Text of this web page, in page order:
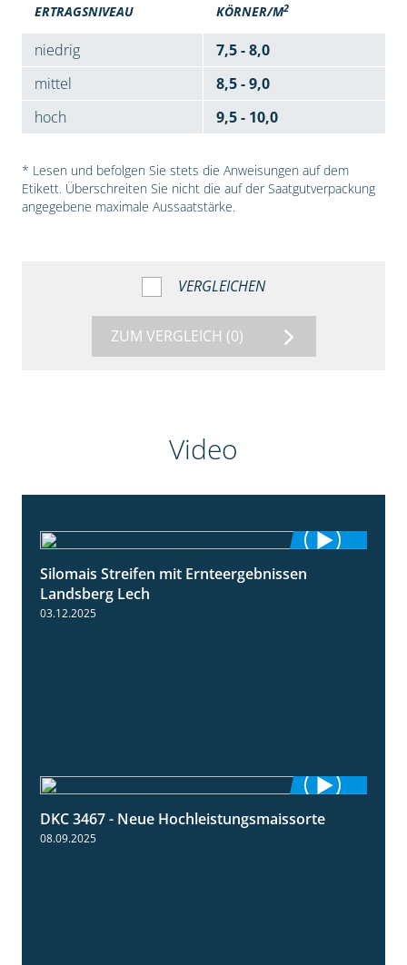
ERTRAGSNIVEAU KÖRNER/M2
niedrig
7,5 - 8,0
mittel
8,5 - 9,0
hoch
9,5 - 10,0
* Lesen und befolgen Sie stets die Anweisungen auf dem
Etikett. Überschreiten Sie nicht die auf der Saatgutverpackung
angegebene maximale Aussaatstärke.
VERGLEICHEN
ZUM VERGLEICH (0)
Video
11:01
Silomais Streifen mit Ernteergebnissen
Landsberg Lech
03.12.2025
1:21
DKC 3467 - Neue Hochleistungsmaissorte
08.09.2025